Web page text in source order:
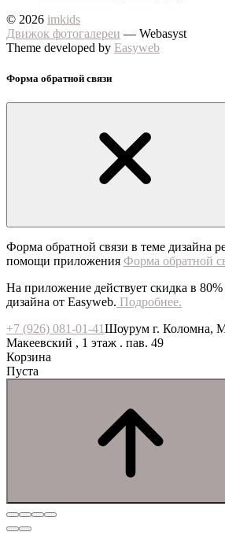
© 2026 imkids
Движок фотогалереи — Webasyst
Theme developed by Easyweb
Форма обратной связи
Форма обратной связи в теме дизайна
помощи приложения Форма обратной
На приложение действует скидка в
дизайна от Easyweb. Подробнее.
+7 (926) 081-01-41Шоурум г. Коломна,
Макеевский , 1 этаж . пав. 49
Корзина
Пуста